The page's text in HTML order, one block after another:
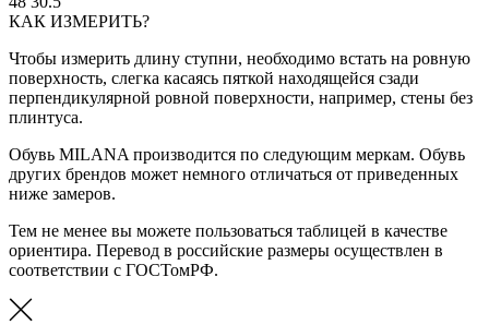
КАК ИЗМЕРИТЬ?
Чтобы измерить длину ступни, необходимо встать на ровную
поверхность, слегка касаясь пяткой находящейся сзади
перпендикулярной ровной поверхности, например, стены без
плинтуса.
Обувь MILANA производится по следующим меркам. Обувь
других брендов может немного отличаться от приведенных
ниже замеров.
Тем не менее вы можете пользоваться таблицей в качестве
ориентира. Перевод в российские размеры осуществлен в
соответствии с ГОСТомРФ.